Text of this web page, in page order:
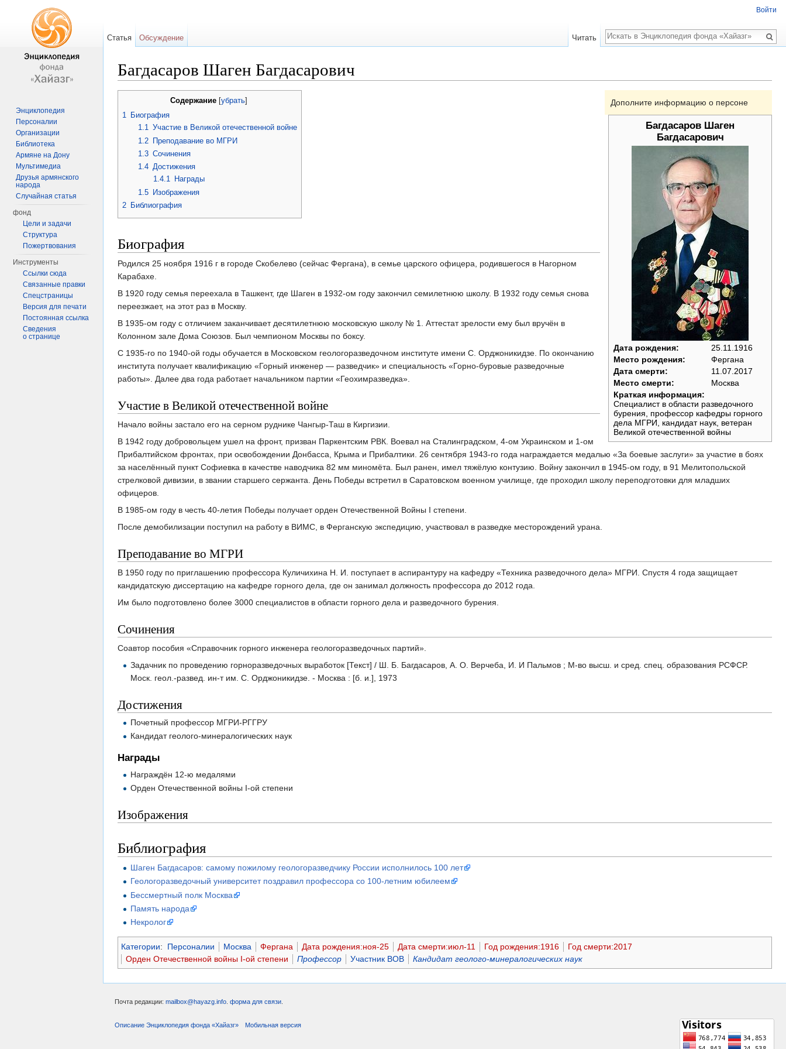
Багдасаров Шаген Багдасарович
Дополните информацию о персоне
Багдасаров Шаген
Багдасарович
Дата рождения:
25.11.1916
Место рождения:
Фергана
Дата смерти:
11.07.2017
Место смерти:
Москва
Краткая информация:
Специалист в области разведочного
бурения, профессор кафедры горного
дела МГРИ, кандидат наук, ветеран
Великой отечественной войны
Содержание[ убрать]
1 Биография
1.1 Участие в Великой отечественной войне
1.2
Преподавание во МГРИ
1.3 Сочинения
1.4 Достижения
1.4.1 Награды
1.5
Изображения
2 Библиография
Биография
Родился 25 ноября 1916 г в городе Скобелево (сейчас Фергана), в семье царского офицера, родившегося в Нагорном
Карабахе.
В 1920 году семья переехала в Ташкент, где Шаген в 1932-ом году закончил семилетнюю школу. В 1932 году семья снова
переезжает, на этот раз в Москву.
В 1935-ом году с отличием заканчивает десятилетнюю московскую школу № 1. Аттестат зрелости ему был вручён в
Колонном зале Дома Союзов. Был чемпионом Москвы по боксу.
С 1935-го по 1940-ой годы обучается в Московском геологоразведочном институте имени С. Орджоникидзе. По окончанию
института получает квалификацию «Горный инженер — разведчик» и специальность «Горно-буровые разведочные
работы». Далее два года работает начальником партии «Геохимразведка».
Участие в Великой отечественной войне
Начало войны застало его на серном руднике Чангыр-Таш в Киргизии.
В 1942 году добровольцем ушел на фронт, призван Паркентским РВК. Воевал на Сталинградском, 4-ом Украинском и 1-ом
Прибалтийском фронтах, при освобождении Донбасса, Крыма и Прибалтики. 26 сентября 1943-го года награждается медалью «За боевые заслуги» за участие в боях
за населённый пункт Софиевка в качестве наводчика 82 мм миномёта. Был ранен, имел тяжёлую контузию. Войну закончил в 1945-ом году, в 91 Мелитопольской
стрелковой дивизии, в звании старшего сержанта. День Победы встретил в Саратовском военном училище, где проходил школу переподготовки для младших
офицеров.
В 1985-ом году в честь 40-летия Победы получает орден Отечественной Войны I степени.
После демобилизации поступил на работу в ВИМС, в Ферганскую экспедицию, участвовал в разведке месторождений урана.
Преподавание во МГРИ
В 1950 году по приглашению профессора Куличихина Н. И. поступает в аспирантуру на кафедру «Техника разведочного дела» МГРИ. Спустя 4 года защищает
кандидатскую диссертацию на кафедре горного дела, где он занимал должность профессора до 2012 года.
Им было подготовлено более 3000 специалистов в области горного дела и разведочного бурения.
Сочинения
Соавтор пособия «Справочник горного инженера геологоразведочных партий».
Задачник по проведению горноразведочных выработок [Текст] / Ш. Б. Багдасаров, А. О. Верчеба, И. И Пальмов ; М-во высш. и сред. спец. образования РСФСР.
Моск. геол.-развед. ин-т им. С. Орджоникидзе. - Москва : [б. и.], 1973
Достижения
Почетный профессор МГРИ-РГГРУ
Кандидат геолого-минералогических наук
Награды
Награждён 12-ю медалями
Орден Отечественной войны I-ой степени
Изображения
Библиография
Шаген Багдасаров: самому пожилому геологоразведчику России исполнилось 100 лет
Геологоразведочный университет поздравил профессора со 100-летним юбилеем
Бессмертный полк Москва
Память народа
Некролог
Категории: Персоналии Москва Фергана Дата рождения:ноя-25 Дата смерти:июл-11 Год рождения:1916
Год смерти:2017
Орден Отечественной войны I-ой степени
Профессор Участник ВОВ Кандидат геолого-минералогических наук
Войти
Статья Обсуждение Читать
Поиск
Энциклопедия
Персоналии
Организации
Библиотека
Армяне на Дону
Мультимедиа
Друзья армянского
народа
Случайная статья
фонд
Цели и задачи
Структура
Пожертвования
Инструменты
Ссылки сюда
Связанные правки
Спецстраницы
Версия для печати
Постоянная ссылка
Сведения
о странице
Почта редакции: mailbox@hayazg.info. форма для связи.
Описание Энциклопедия фонда «Хайазг» Мобильная версия